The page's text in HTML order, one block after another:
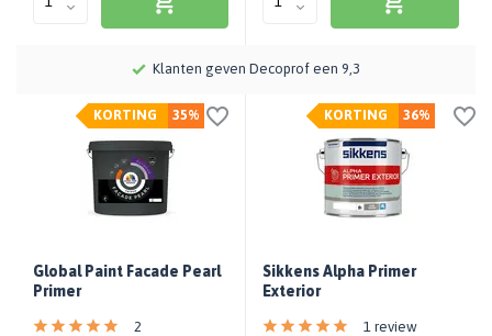
Meer dan 115 jaar kennis en ervaring
35%
KORTING
Global Paint Facade Pearl
Primer
2
36%
KORTING
Sikkens Alpha Primer
Exterior
1 review